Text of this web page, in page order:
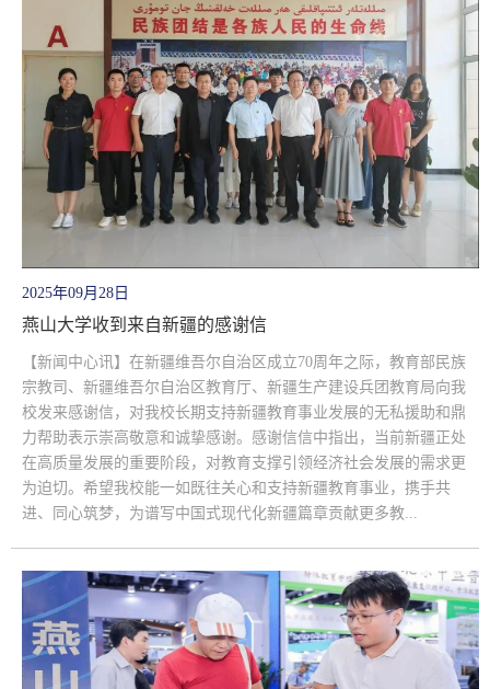
2025年09月28日
燕山大学收到来自新疆的感谢信
【新闻中心讯】在新疆维吾尔自治区成立70周年之际，教育部民族
宗教司、新疆维吾尔自治区教育厅、新疆生产建设兵团教育局向我
校发来感谢信，对我校长期支持新疆教育事业发展的无私援助和鼎
力帮助表示崇高敬意和诚挚感谢。感谢信信中指出，当前新疆正处
在高质量发展的重要阶段，对教育支撑引领经济社会发展的需求更
为迫切。希望我校能一如既往关心和支持新疆教育事业，携手共
进、同心筑梦，为谱写中国式现代化新疆篇章贡献更多教...